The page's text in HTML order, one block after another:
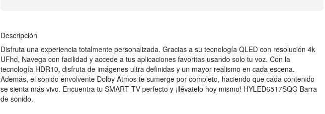
Descripción
Disfruta una experiencia totalmente personalizada. Gracias a su tecnología QLED con resolución 4k
UFhd, Navega con facilidad y accede a tus aplicaciones favoritas usando solo tu voz. Con la
tecnología HDR10, disfruta de imágenes ultra definidas y un mayor realismo en cada escena.
Además, el sonido envolvente Dolby Atmos te sumerge por completo, haciendo que cada contenido
se sienta más vivo. Encuentra tu SMART TV perfecto y ¡llévatelo hoy mismo! HYLED6517SQG Barra
de sonido.